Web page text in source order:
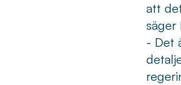
att
säger
- Det